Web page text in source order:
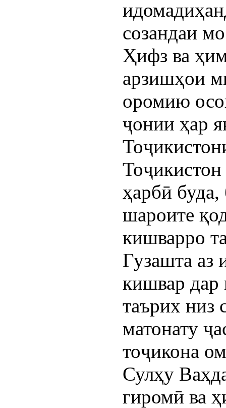
созандаи
Ҳифз ва
арзишҳои
оромию
ҷонии ҳар
ҳарбӣ
шароите
кишварро
Гузашта аз
кишвар
таърих низ
матонату
тоҷикона
Сулҳу
гиромӣ ва